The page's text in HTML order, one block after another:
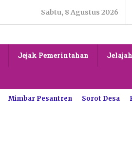
Sabtu, 8 Agustus 2026
Jejak Pemerintahan
Mimbar Pesantren Sorot Desa